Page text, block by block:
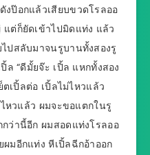
ป๊อกแล้วเสียบขวดโรลออ
ต่ก็ยัดเข้าไปมิดแท่ง แล้ว
ปสลับมาจนรูบานทั้งสองรู
ล “ดีมั้ยจ๊ะ เปิ้ล แหกทั้งสอง
เปิ้ลต่อ เปิ้ลไม่ไหวแล้ว
หวแล้ว ผมจะขอแตกในรู
ว่านี้อีก ผมสอดแท่งโรลออ
มอีกแท่ง หีเปิ้ลฉีกอ้าออก